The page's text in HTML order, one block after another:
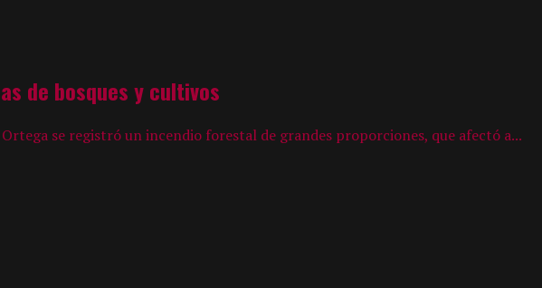
de bosques y cultivos
se registró un incendio forestal de grandes proporciones, que afectó a...